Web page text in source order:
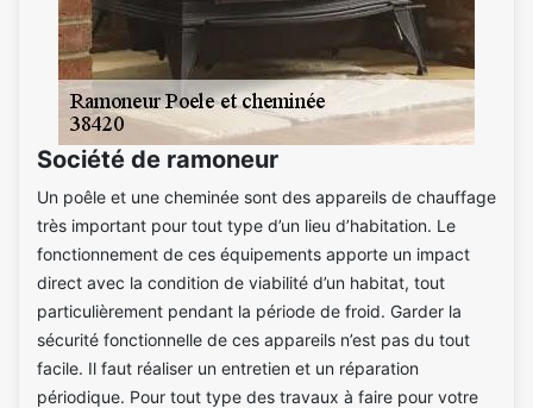
Société de ramoneur
Un poêle et une cheminée sont des appareils de chauffage
très important pour tout type d’un lieu d’habitation. Le
fonctionnement de ces équipements apporte un impact
direct avec la condition de viabilité d’un habitat, tout
particulièrement pendant la période de froid. Garder la
sécurité fonctionnelle de ces appareils n’est pas du tout
facile. Il faut réaliser un entretien et un réparation
périodique. Pour tout type des travaux à faire pour votre